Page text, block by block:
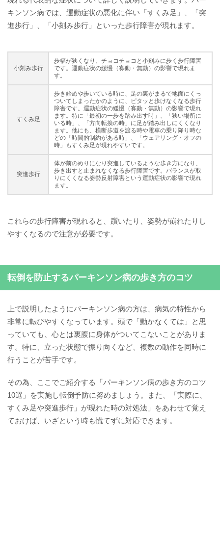
キンソン病では、運動症状の悪化に伴い「すくみ足」、「突
進歩行」、「小刻み歩行」といった歩行障害が現れます。
小刻み歩行
歩幅が狭くなり、チョコチョコと小刻みに歩く歩行障害
です。運動症状の緩慢（寡動・無動）の影響で現れま
す。
すくみ足
歩き始めや歩いている時に、足の裏がまるで地面にくっ
ついてしまったかのように、ピタッと歩けなくなる歩行
障害です。運動症状の緩慢（寡動・無動）の影響で現れ
ます。特に「最初の一歩を踏み出す時」、「狭い場所に
いる時」、「方向転換の時」に足が踏み出しにくくなり
ます。他にも、横断歩道を渡る時や電車の乗り降り時な
どの「時間的制約がある時」、「ウェアリング・オフの
時」もすくみ足が現れやすいです。
突進歩行
体が前のめりになり突進しているような歩き方になり、
歩き出すと止まれなくなる歩行障害です。バランスが取
りにくくなる姿勢反射障害という運動症状の影響で現れ
ます。
これらの歩行障害が現れると、躓いたり、姿勢が崩れたりし
やすくなるので注意が必要です。
転倒を防止するパーキンソン病の歩き方のコツ
上で説明したようにパーキンソン病の方は、病気の特性から
非常に転びやすくなっています。頭で「動かなくては」と思
っていても、心とは裏腹に身体がついてこないことがありま
す。特に、立った状態で振り向くなど、複数の動作を同時に
行うことが苦手です。
その為、ここでご紹介する「パーキンソン病の歩き方のコツ
10選」を実施し転倒予防に努めましょう。また、「実際に、
すくみ足や突進歩行」が現れた時の対処法」をあわせて覚え
ておけば、いざという時も慌てずに対応できます。